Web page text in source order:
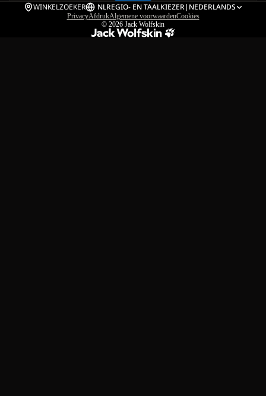
WINKELZOEKER NLREGIO- EN TAALKIEZER| NEDERLANDS
PrivacyAfdrukAlgemene voorwaardenCookies
© 2026 Jack Wolfskin